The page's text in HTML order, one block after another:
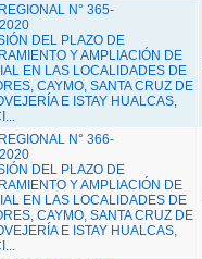
N° 365-
DEL PLAZO DE
Y AMPLIACIÓN DE
EN LAS LOCALIDADES DE
CAYMO, SANTA CRUZ DE
E ISTAY HUALCAS,
N° 366-
DEL PLAZO DE
Y AMPLIACIÓN DE
EN LAS LOCALIDADES DE
CAYMO, SANTA CRUZ DE
E ISTAY HUALCAS,